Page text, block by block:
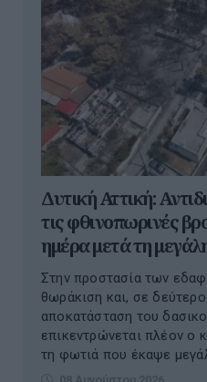
Δυτική Αττική:
τις φθινοπωρινές
ημέρα μετά τη
Στην προστασία των
θωράκιση και, σε
αποκατάσταση του
επικεντρώνεται πλέον ο
τη φωτιά που έκαψε